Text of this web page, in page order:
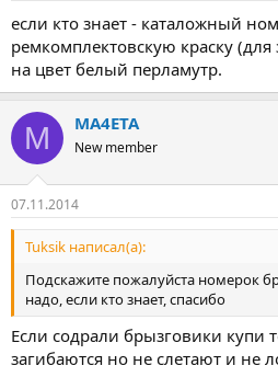
если кто знает - каталожный
ремкомплектовскую краску
на цвет белый перламутр.
M MA4ETA
New member
07.11.2014
Tuksik написал(а):
Подскажите пожалуйста номерок
надо, если кто знает, спасибо
Если содрали брызговики купи
загибаются но не слетают и не